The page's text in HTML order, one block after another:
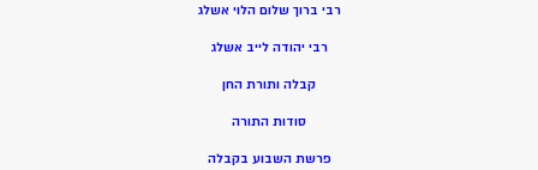
רבי ברוך שלום הלוי אשלג
רבי יהודה לייב אשלג
קבלה ותורת החן
סודות התורה
פרשת השבוע בקבלה